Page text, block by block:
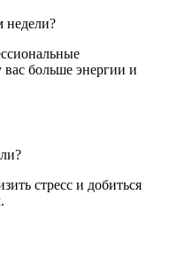
недели?
вас больше энергии и
стресс и добиться